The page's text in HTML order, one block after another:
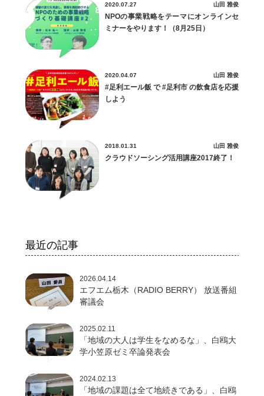
2020.07.27
NPOの事業戦略をテーマにオンラインセ
ミナーをやります！（8月25日）
山田 雅俊
2020.04.07
#足利エール飯 で #足利市 の飲食店を応援
しよう
山田 雅俊
2018.01.31
クラウドソーシング活用講座2017終了！
山田 雅俊
最近の記事
2026.04.14
エフエム栃木（RADIO BERRY） 放送番組
審議会
2025.02.11
「地域の大人は学生をなめるな」、白鴎大
学小笠原ゼミ卒論発表会
2024.02.13
「地域の課題は全て地続きである」、白鴎